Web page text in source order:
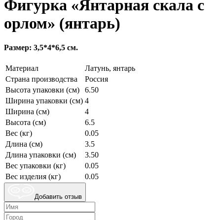
Фигурка «Янтарная скала с
орлом» (янтарь)
Размер: 3,5*4*6,5 см.
Материал
Латунь, янтарь
Страна производства
Россия
Высота упаковки (см)
6.50
Ширина упаковки (см) 4
Ширина (см)
4
Высота (см)
6.5
Вес (кг)
0.05
Длина (см)
3.5
Длина упаковки (см)
3.50
Вес упаковки (кг)
0.05
Вес изделия (кг)
0.05
Добавить отзыв